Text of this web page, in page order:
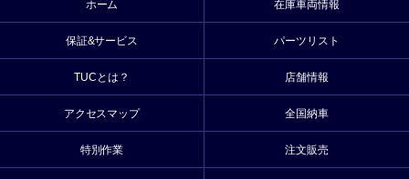
ホーム 在庫車両情報
保証&サービス パーツリスト
TUCとは？ 店舗情報
アクセスマップ 全国納車
特別作業 注文販売